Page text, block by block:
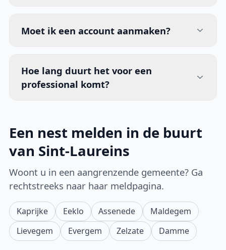
Moet ik een account aanmaken?
Hoe lang duurt het voor een
professional komt?
Een nest melden in de buurt
van Sint-Laureins
Woont u in een aangrenzende gemeente? Ga
rechtstreeks naar haar meldpagina.
Kaprijke Eeklo Assenede
Maldegem
Lievegem
Evergem Zelzate Damme